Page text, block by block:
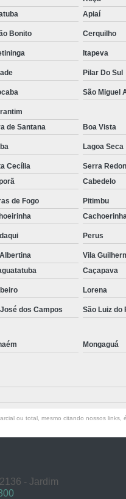
Tratamento para
Apiaí
Bonito Cerquilho
Itapeva
Pilar Do Sul
São Miguel
de Santana Boa Vista
Lagoa Seca
Cecília Serra
Cabedelo
de Fogo Pitimbu
Cachoerinha
Perus
Vila
Caçapava
Lorena
dos Campos São Luiz do
Mongaguá
ou total, mesmo citando nossos
- Jardim